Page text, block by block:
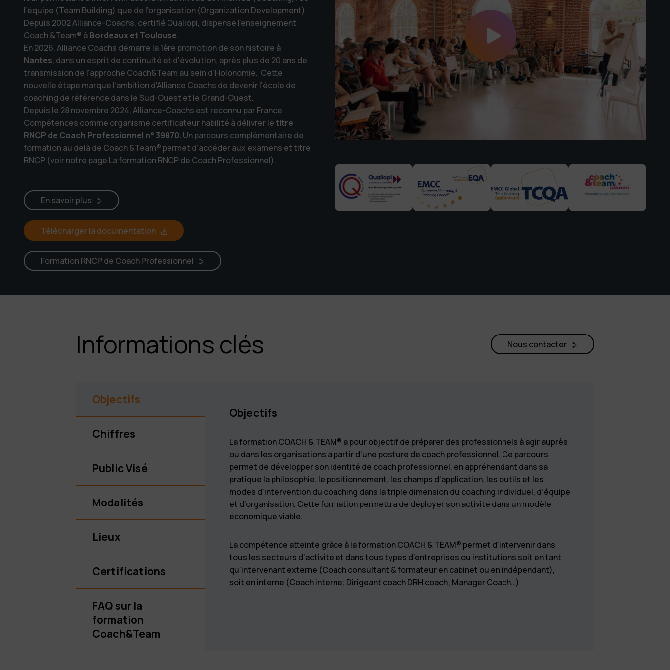
l’équipe (Team Building) que de l’organisation (Organization Development).
Depuis 2002 Alliance-Coachs, certifié Qualiopi, dispense l’enseignement
Coach &Team® àBordeaux et Toulouse.
En 2026, Alliance Coachs démarre la 1ère promotion de son histoire à
Nantes, dans un esprit de continuité et d'évolution, après plus de 20 ans de
transmission de l'approche Coach&Team au sein d’Holonomie. Cette
nouvelle étape marque l'ambition d'Alliance Coachs de devenir l’école de
coaching de référence dans le Sud-Ouest et le Grand-Ouest.
Depuis le 28 novembre 2024, Alliance-Coachs est reconnu par France
Compétences comme organisme certificateur habilité à délivrer letitre
RNCP de Coach Professionnel n° 39870. Un parcours complémentaire de
formation au delà de Coach &Team® permet d'accéder aux examens et titre
RNCP (voir notre page La formation RNCP de Coach Professionnel).
En savoir plus
Télécharger la documentation
Formation RNCP de Coach Professionnel
Informations clés Nous contacter
Objectifs
Chiffres
Public Visé
Modalités
Lieux
Certifications
FAQ sur la
formation
Coach&Team
Objectifs
La formation COACH & TEAM® a pour objectif de préparer des professionnels à agir auprès
ou dans les organisations à partir d’une posture de coach professionnel. Ce parcours
permet de développer son identité de coach professionnel, en appréhendant dans sa
pratique la philosophie, le positionnement, les champs d’application, les outils et les
modes d’intervention du coaching dans la triple dimension du coaching individuel, d’équipe
et d’organisation. Cette formation permettra de déployer son activité dans un modèle
économique viable.
La compétence atteinte grâce à la formation COACH & TEAM® permet d’intervenir dans
tous les secteurs d’activité et dans tous types d’entreprises ou institutions soit en tant
qu’intervenant externe (Coach consultant & formateur en cabinet ou en indépendant),
soit en interne (Coach interne; Dirigeant coach DRH coach; Manager Coach…)